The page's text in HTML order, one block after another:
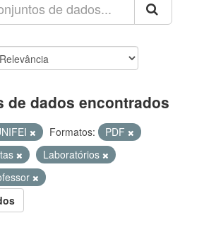
de dados encontrados
Formatos:
PDF
Laboratórios